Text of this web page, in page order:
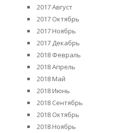
2017 Август
2017 Октябрь
2017 Ноябрь
2017 Декабрь
2018 Февраль
2018 Апрель
2018 Май
2018 Июнь
2018 Сентябрь
2018 Октябрь
2018 Ноябрь